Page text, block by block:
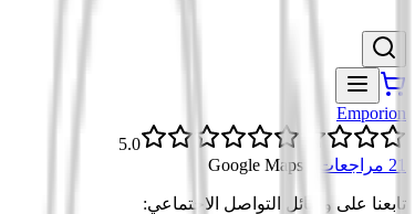
Emporion
5.0
21 مراجعات
Google Maps
تابعنا على وسائل التواصل الاجتماعي: